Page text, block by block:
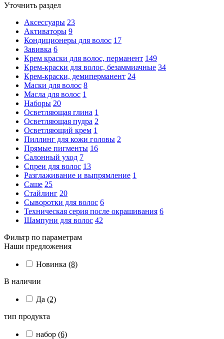
Уточнить раздел
Аксессуары 23
Активаторы 9
Кондиционеры для волос 17
Завивка 6
Крем краски для волос, перманент 149
Крем-краски для волос, безаммиачные 34
Крем-краски, демиперманент 24
Маски для волос 8
Масла для волос 1
Наборы 20
Осветляющая глина 1
Осветляющая пудра 2
Осветляющий крем 1
Пиллинг для кожи головы 2
Прямые пигменты 16
Салонный уход 7
Спреи для волос 13
Разглаживание и выпрямление 1
Саше 25
Стайлинг 20
Сыворотки для волос 6
Техническая серия после окрашивания 6
Шампуни для волос 42
Фильтр по параметрам
Наши предложения
Новинка (8)
В наличии
Да (2)
тип продукта
набор (6)